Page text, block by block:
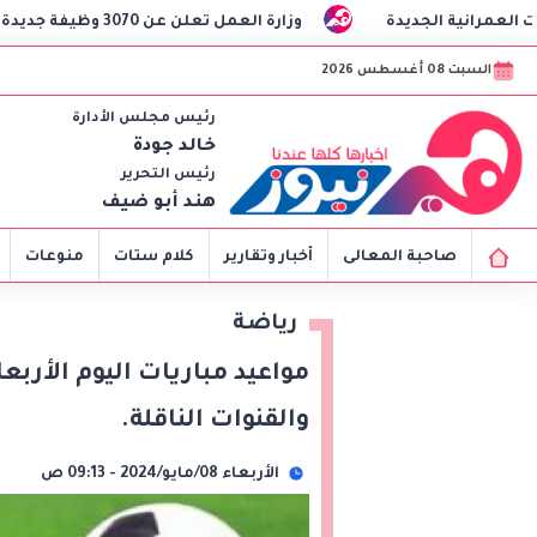
وزارة العمل تعلن عن 3070 وظيفة جديدة برواتب تصل لـ 9500 جنيه.. تعرف على التفاصيل
السبت 08 أغسطس 2026
رئيس مجلس الأدارة
خالد جودة
رئيس التحرير
هند أبو ضيف
صاحبة المعالى أخبار وتقارير كلام ستات منوعات
رياضة
والقنوات الناقلة.
الأربعاء 08/مايو/2024 - 09:13 ص